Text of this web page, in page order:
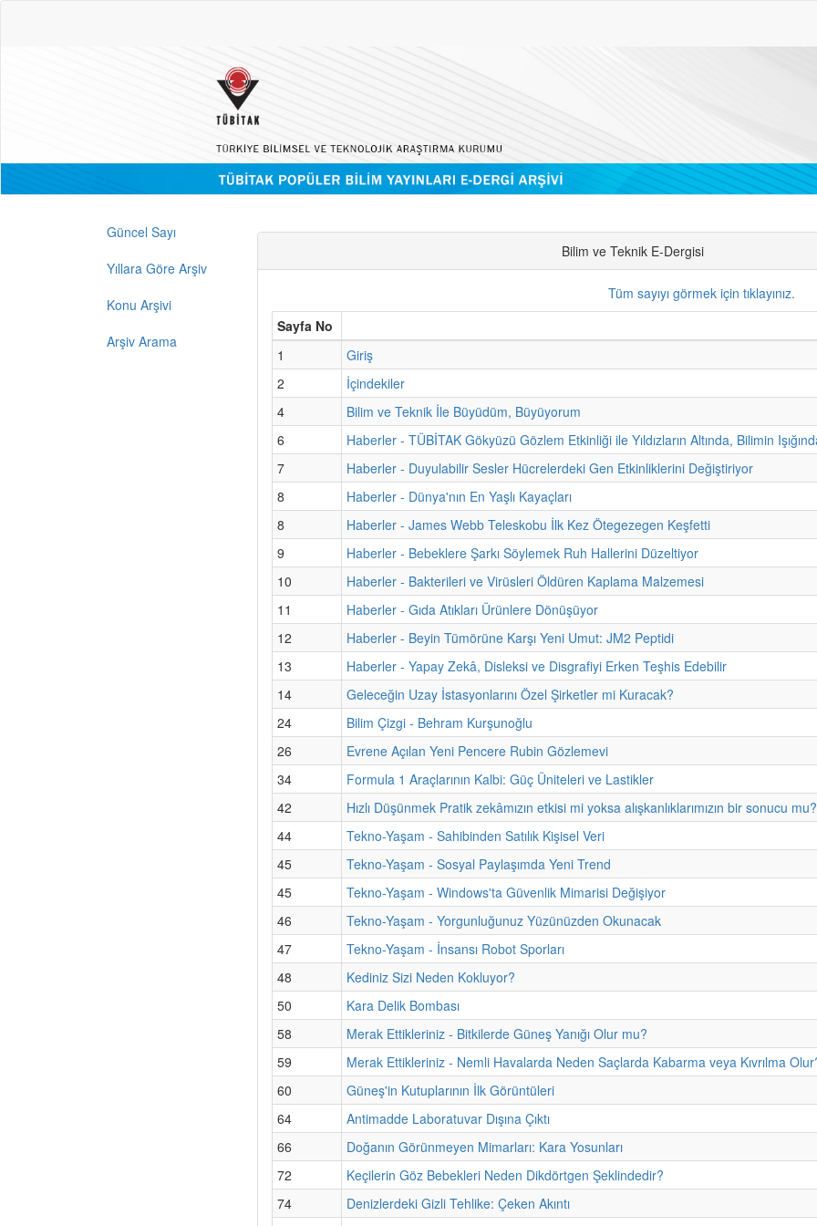
Güncel Sayı
Yıllara Göre Arşiv
Konu Arşivi
Arşiv Arama
Bilim ve Teknik E-Dergisi
Tüm sayıyı görmek için tıklayınız.
Sayfa No
1
Giriş
2
İçindekiler
4
Bilim ve Teknik İle Büyüdüm, Büyüyorum
6
Haberler - TÜBİTAK Gökyüzü Gözlem Etkinliği ile Yıldızların Altında, Bilimin
7
Haberler - Duyulabilir Sesler Hücrelerdeki Gen Etkinliklerini Değiştiriyor
8
Haberler - Dünya'nın En Yaşlı Kayaçları
8
Haberler - James Webb Teleskobu İlk Kez Ötegezegen Keşfetti
9
Haberler - Bebeklere Şarkı Söylemek Ruh Hallerini Düzeltiyor
10
Haberler - Bakterileri ve Virüsleri Öldüren Kaplama Malzemesi
11
Haberler - Gıda Atıkları Ürünlere Dönüşüyor
12
Haberler - Beyin Tümörüne Karşı Yeni Umut: JM2 Peptidi
13
Haberler - Yapay Zekâ, Disleksi ve Disgrafiyi Erken Teşhis Edebilir
14
Geleceğin Uzay İstasyonlarını Özel Şirketler mi Kuracak?
24
Bilim Çizgi - Behram Kurşunoğlu
26
Evrene Açılan Yeni Pencere Rubin Gözlemevi
34
Formula 1 Araçlarının Kalbi: Güç Üniteleri ve Lastikler
42
Hızlı Düşünmek Pratik zekâmızın etkisi mi yoksa alışkanlıklarımızın bir sonucu mu?
44
Tekno-Yaşam - Sahibinden Satılık Kişisel Veri
45
Tekno-Yaşam - Sosyal Paylaşımda Yeni Trend
45
Tekno-Yaşam - Windows'ta Güvenlik Mimarisi Değişiyor
46
Tekno-Yaşam - Yorgunluğunuz Yüzünüzden Okunacak
47
Tekno-Yaşam - İnsansı Robot Sporları
48
Kediniz Sizi Neden Kokluyor?
50
Kara Delik Bombası
58
Merak Ettikleriniz - Bitkilerde Güneş Yanığı Olur mu?
59
Merak Ettikleriniz - Nemli Havalarda Neden Saçlarda Kabarma veya Kıvrılma
60
Güneş'in Kutuplarının İlk Görüntüleri
64
Antimadde Laboratuvar Dışına Çıktı
66
Doğanın Görünmeyen Mimarları: Kara Yosunları
72
Keçilerin Göz Bebekleri Neden Dikdörtgen Şeklindedir?
74
Denizlerdeki Gizli Tehlike: Çeken Akıntı